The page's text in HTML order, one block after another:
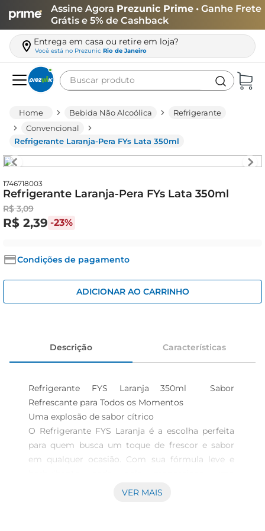
Assine Agora Prezunic Prime • Ganhe Frete
Grátis e 5% de Cashback
Entrega em casa ou retire em loja?
Você está no Prezunic Rio de Janeiro
Buscar produto
Bebida Não Alcoólica
Refrigerante
Convencional
Refrigerante Laranja-Pera FYs Lata 350ml
1746718003
Refrigerante Laranja-Pera FYs Lata 350ml
R$ 3,09
R$ 2,39 -23%
Condições de pagamento
ADICIONAR AO CARRINHO
Descrição Características
Refrigerante FYS Laranja 350ml  Sabor
Refrescante para Todos os Momentos
Uma explosão de sabor cítrico
O Refrigerante FYS Laranja é a escolha perfeita
para quem busca um toque de frescor e sabor
em qualquer ocasião. Com sua fórmula leve e
experiência refrescante que combina
VER MAIS
leite
queijo
arroz
biscoito
iogurte
papel higiênico